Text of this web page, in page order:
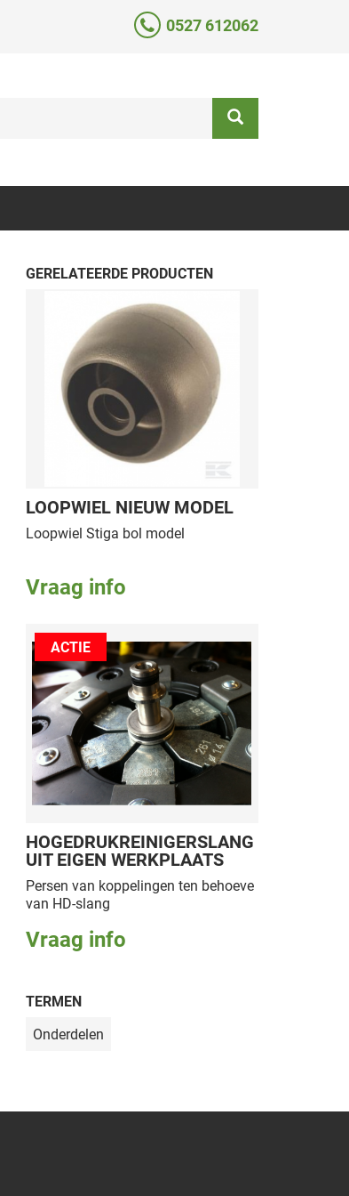
0527 612062
GERELATEERDE PRODUCTEN
LOOPWIEL NIEUW MODEL
Loopwiel Stiga bol model
Vraag info
ACTIE
HOGEDRUKREINIGERSLANG
UIT EIGEN WERKPLAATS
Persen van koppelingen ten behoeve
van HD-slang
Vraag info
TERMEN
Onderdelen